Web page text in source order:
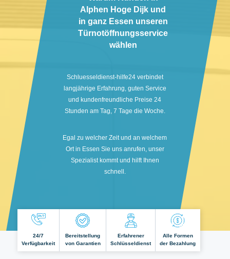
Alphen Hoge Dijk und
in ganz Essen unseren
Türnotöffnungsservice
wählen
Schluesseldienst-hilfe24 verbindet
langjährige Erfahrung, guten Service
und kundenfreundliche Preise 24
Stunden am Tag, 7 Tage die Woche.
Egal zu welcher Zeit und an welchem
Ort in Essen Sie uns anrufen, unser
Spezialist kommt und hilft Ihnen
schnell.
24/7
Verfügbarkeit
Bereitstellung
von Garantien
Erfahrener
Schlüsseldienst
Alle Formen
der Bezahlung